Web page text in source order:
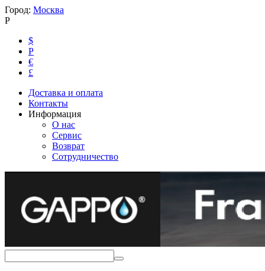
Город: Москва
Р
$
Р
€
£
Доставка и оплата
Контакты
Информация
О нас
Сервис
Возврат
Сотрудничество